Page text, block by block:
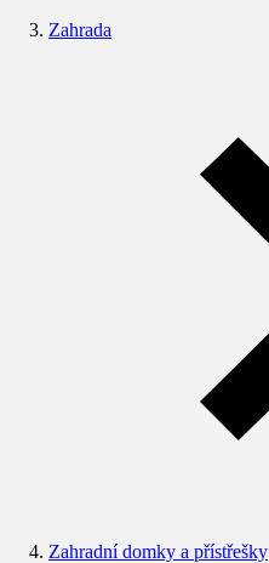
Zahrada
Zahradní domky a přístřešky